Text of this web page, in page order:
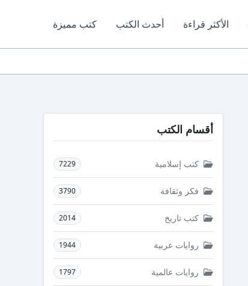
الأكثر قراءة أحدث الكتب كتب مميزة
أقسام الكتب
كتب إسلامية 7229
فكر وثقافة 3790
كتب تاريخ 2014
روايات عربية 1944
روايات عالمية 1797